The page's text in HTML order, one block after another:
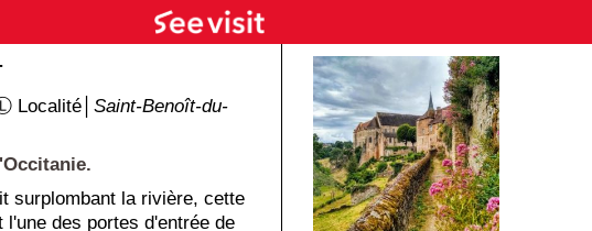
Localité│Saint-Benoît-du-
surplombant la rivière, cette
des portes d'entrée de